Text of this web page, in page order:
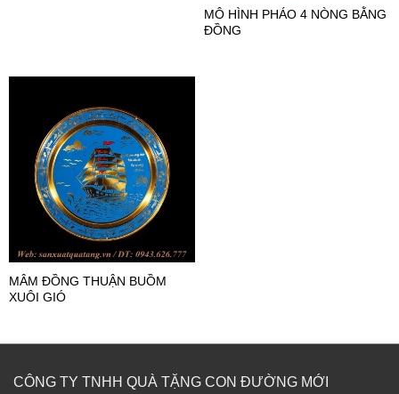
MÔ HÌNH PHÁO 4 NÒNG BẰNG
ĐỒNG
MÂM ĐỒNG THUẬN BUỒM
XUÔI GIÓ
CÔNG TY TNHH QUÀ TẶNG CON ĐƯỜNG MỚI